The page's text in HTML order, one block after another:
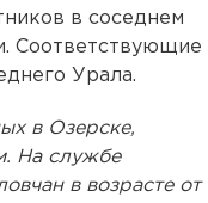
в соседнем
Соответствующие
Урала.
в Озерске,
На службе
в возрасте от